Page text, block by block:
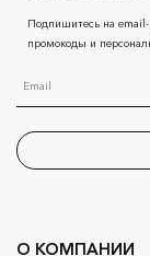
О КОМПАНИИ
Подпишитесь на
промокоды и